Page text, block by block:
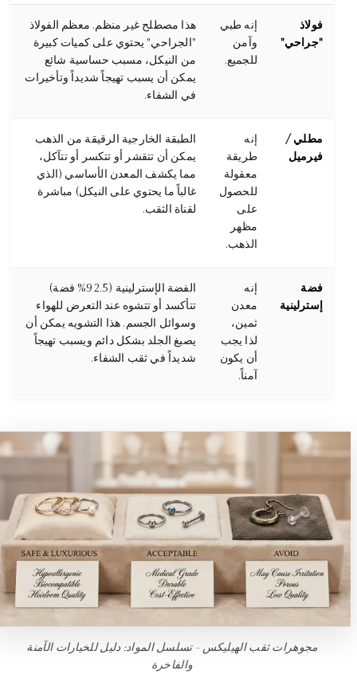
فولاذ
"جراحي"
إنه طبي
وآمن
للجميع.
هذا مصطلح غير منظم. معظم الفولاذ
"الجراحي" يحتوي على كميات كبيرة
من النيكل، مسبب حساسية شائع
يمكن أن يسبب تهيجاً شديداً وتأخيرات
في الشفاء.
مطلي /
فيرميل
إنه
طريقة
معقولة
للحصول
على
مظهر
الذهب.
الطبقة الخارجية الرقيقة من الذهب
يمكن أن تتقشر أو تتكسر أو تتآكل،
مما يكشف المعدن الأساسي (الذي
غالباً ما يحتوي على النيكل) مباشرة
لقناة الثقب.
فضة
إسترلينية
إنه
معدن
ثمين،
لذا يجب
أن يكون
آمناً.
الفضة الإسترلينية (92.5% فضة)
تتأكسد أو تتشوه عند التعرض للهواء
وسوائل الجسم. هذا التشويه يمكن أن
يصبغ الجلد بشكل دائم ويسبب تهيجاً
شديداً في ثقب الشفاء.
مجوهرات ثقب الهيليكس - تسلسل المواد: دليل للخيارات الآمنة
والفاخرة